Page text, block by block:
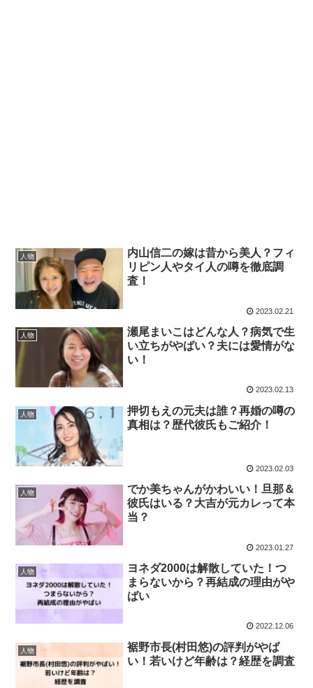
人物
内山信二の嫁は昔から美人？フィ
リピン人やタイ人の噂を徹底調
査！
2023.02.21
人物
瀬尾まいこはどんな人？病気で生
い立ちがやばい？夫には愛情がな
い！
2023.02.13
人物
押切もえの元夫は誰？再婚の噂の
真相は？歴代彼氏もご紹介！
2023.02.03
人物
でか美ちゃんがかわいい！旦那＆
彼氏はいる？大吉が元カレって本
当？
2023.01.27
人物
ヨネダ2000は解散していた！つ
まらないから？再結成の理由がや
ばい
2022.12.06
人物
裾野市長(村田悠)の評判がやば
い！若いけど年齢は？経歴を調査